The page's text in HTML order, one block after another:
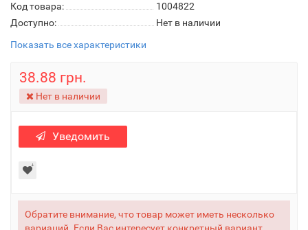
Код товара:
1004822
Доступно:
Нет в наличии
Показать все характеристики
38.88 грн.
Нет в наличии
Уведомить
Обратите внимание, что товар может иметь несколько